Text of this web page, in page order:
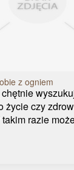
z ogniem
życie czy
razie